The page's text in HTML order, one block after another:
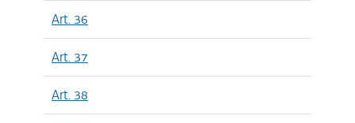
Art. 36
Art. 37
Art. 38